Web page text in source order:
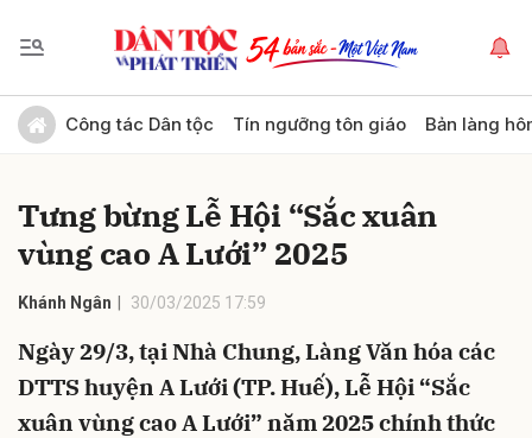
Công tác Dân tộc Tín ngưỡng tôn giáo Bản làng
Tưng bừng Lễ Hội “Sắc xuân
vùng cao A Lưới” 2025
Khánh Ngân 30/03/2025 17:59
Ngày 29/3, tại Nhà Chung, Làng Văn hóa các
DTTS huyện A Lưới (TP. Huế), Lễ Hội “Sắc
xuân vùng cao A Lưới” năm 2025 chính thức
Gửi bình luận
Hủy Gửi